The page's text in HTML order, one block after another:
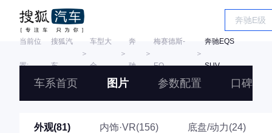
当前位
置:
搜狐汽
车
＞
车型大
全
＞
奔
驰
＞
梅赛德斯-
EQ
＞
奔驰EQS
SUV
车系首页 图片 参数配置 口碑
外观(81) 内饰·VR(156) 底盘/动力(24)